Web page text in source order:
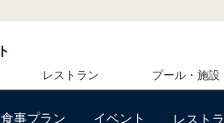
レストラン プール・施設
事プラン イベント レスト